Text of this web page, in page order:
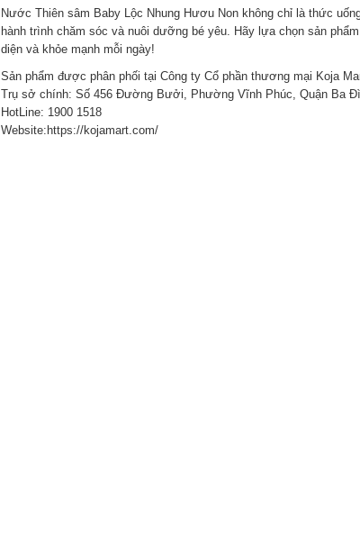
Nước Thiên sâm Baby Lộc Nhung Hươu Non không chỉ là thức
hành trình chăm sóc và nuôi dưỡng bé yêu. Hãy lựa chọn sản
diện và khỏe mạnh mỗi ngày!
Sản phẩm được phân phối tại Công ty Cổ phần thương mại Koja
Trụ sở chính: Số 456 Đường Bưởi, Phường Vĩnh Phúc, Quận Ba
HotLine: 1900 1518
Website:https://kojamart.com/